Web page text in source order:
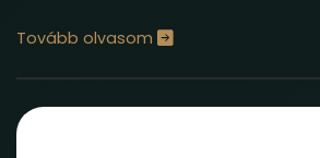
Tovább olvasom